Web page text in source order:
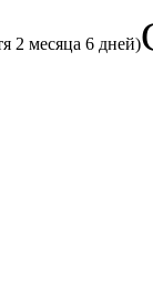
2 месяца 6 дней)